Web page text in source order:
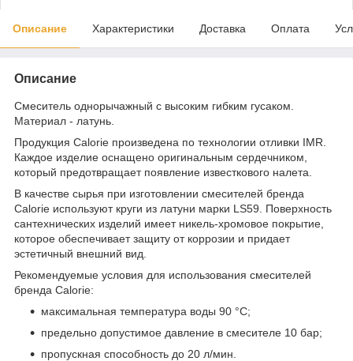
Описание Характеристики Доставка Оплата
Описание
Смеситель однорычажный с высоким гибким гусаком.
Материал - латунь.
Продукция Calorie произведена по технологии отливки IMR.
Каждое изделие оснащено оригинальным сердечником,
который предотвращает появление известкового налета.
В качестве сырья при изготовлении смесителей бренда
Calorie используют круги из латуни марки LS59. Поверхность
сантехнических изделий имеет никель-хромовое покрытие,
которое обеспечивает защиту от коррозии и придает
эстетичный внешний вид.
Рекомендуемые условия для использования смесителей
бренда Calorie:
максимальная температура воды 90 °С;
предельно допустимое давление в смесителе 10 бар;
пропускная способность до 20 л/мин.